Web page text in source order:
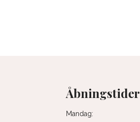
Åbningstider
Mandag: